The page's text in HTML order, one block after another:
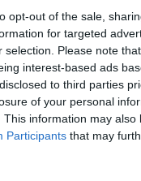
opt-out of the sale,
for targeted
selection. Please note
interest-based ads
to third parties
of your personal
This information may
Participants that may
vaikai yra
yra agresyvūs,
vaikystėje su tėvais
jų vaikų santykius nuo pat
kurias atlikti reikėdavo
vaikų elgesio […]